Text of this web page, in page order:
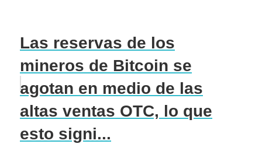
Las reservas de los
mineros de Bitcoin se
agotan en medio de las
altas ventas OTC, lo que
esto signi...